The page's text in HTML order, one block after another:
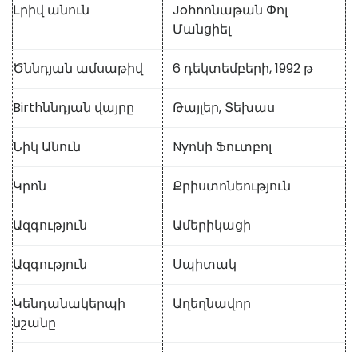
Լրիվ անուն
Johnոնաթան Փոլ
Մանցիել
Ծննդյան ամսաթիվ 6 դեկտեմբերի, 1992 թ
Birthննդյան վայրը Թայլեր, Տեխաս
Նիկ Անուն Nyոնի Ֆուտբոլ
Կրոն Քրիստոնեություն
Ազգություն Ամերիկացի
Ազգություն Սպիտակ
Կենդանակերպի
նշանը
Աղեղնավոր